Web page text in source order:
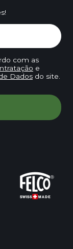
com as
e
Dadosdo site.